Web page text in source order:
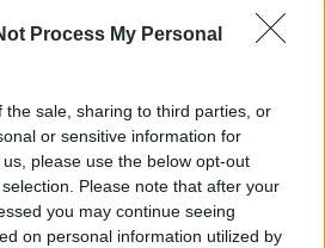
Process My Personal
the sale, sharing to third parties, or
or sensitive information for
please use the below opt-out
Please note that after your
you may continue seeing
on personal information utilized by
σε Playstore & Appstore
μπορείτε να
– Παρ | 13:00 – 16:00)